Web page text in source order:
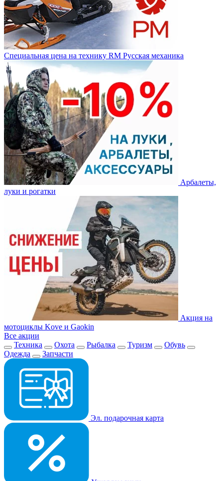
Специальная цена на технику RM Русская механика
Арбалеты,
луки и рогатки
Акция на
мотоциклы Kove и Gaokin
Все акции
Техника
Охота Рыбалка Туризм
Обувь
Одежда
Запчасти
Эл. подарочная карта